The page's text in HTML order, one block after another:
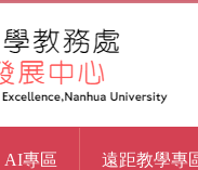
AI專區 遠距教學專